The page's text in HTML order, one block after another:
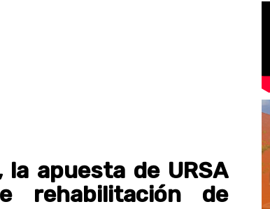
la apuesta de URSA
rehabilitación de